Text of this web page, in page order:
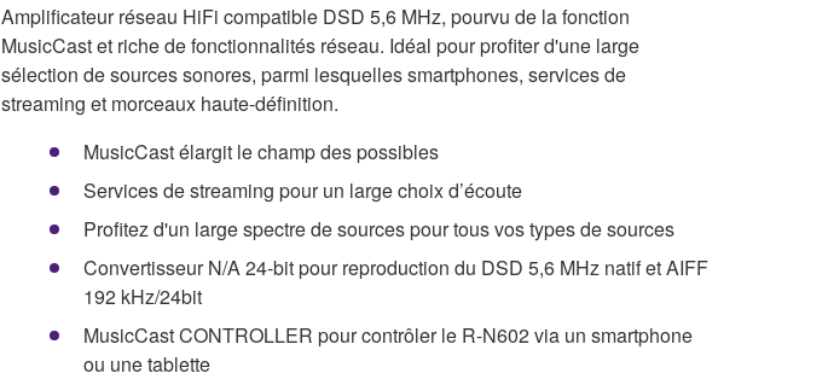
Amplificateur réseau HiFi compatible DSD 5,6 MHz, pourvu de la fonction
MusicCast et riche de fonctionnalités réseau. Idéal pour profiter d'une large
sélection de sources sonores, parmi lesquelles smartphones, services de
streaming et morceaux haute-définition.
MusicCast élargit le champ des possibles
Services de streaming pour un large choix d’écoute
Profitez d'un large spectre de sources pour tous vos types de sources
Convertisseur N/A 24-bit pour reproduction du DSD 5,6 MHz natif et AIFF
192 kHz/24bit
MusicCast CONTROLLER pour contrôler le R-N602 via un smartphone
ou une tablette